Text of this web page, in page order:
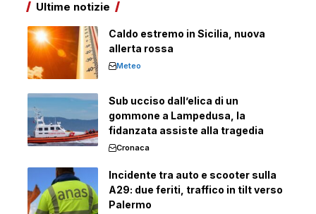
Ultime notizie
Caldo estremo in Sicilia, nuova
allerta rossa
Meteo
Sub ucciso dall’elica di un
gommone a Lampedusa, la
fidanzata assiste alla tragedia
Cronaca
Incidente tra auto e scooter sulla
A29: due feriti, traffico in tilt verso
Palermo